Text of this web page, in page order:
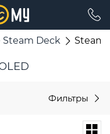
Steam Deck Steam
Фильтры